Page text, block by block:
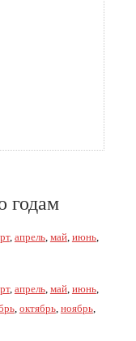
годам
, апрель, май, июнь,
, апрель, май, июнь,
, октябрь, ноябрь,